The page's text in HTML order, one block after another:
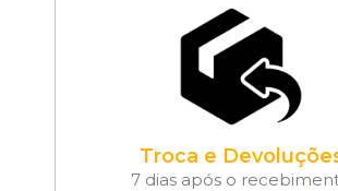
Troca e
7 dias após o